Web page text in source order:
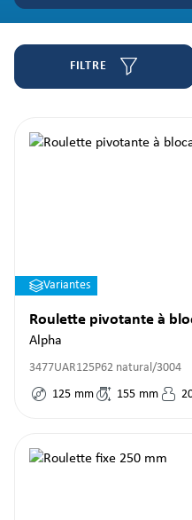
FILTRE
Variantes
Roulette pivotante à
Alpha
3477UAR125P62 natural/3004
125 mm 155 mm